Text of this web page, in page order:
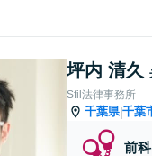
坪内 清久
Sfil法律事務所
千葉県|千葉
前